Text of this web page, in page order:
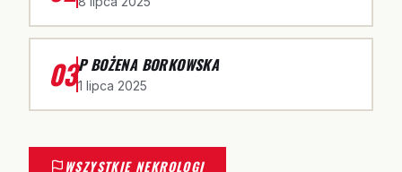
03P BOŻENA BORKOWSKA
1 lipca 2025
WSZYSTKIE NEKROLOGI